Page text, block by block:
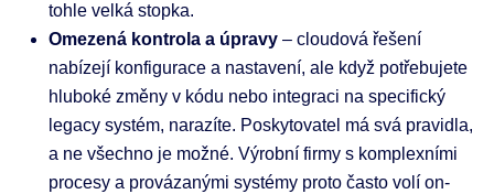
tohle velká stopka.
Omezená kontrola a úpravy – cloudová řešení
nabízejí konfigurace a nastavení, ale když potřebujete
hluboké změny v kódu nebo integraci na specifický
legacy systém, narazíte. Poskytovatel má svá pravidla,
a ne všechno je možné. Výrobní firmy s komplexními
procesy a provázanými systémy proto často volí on-